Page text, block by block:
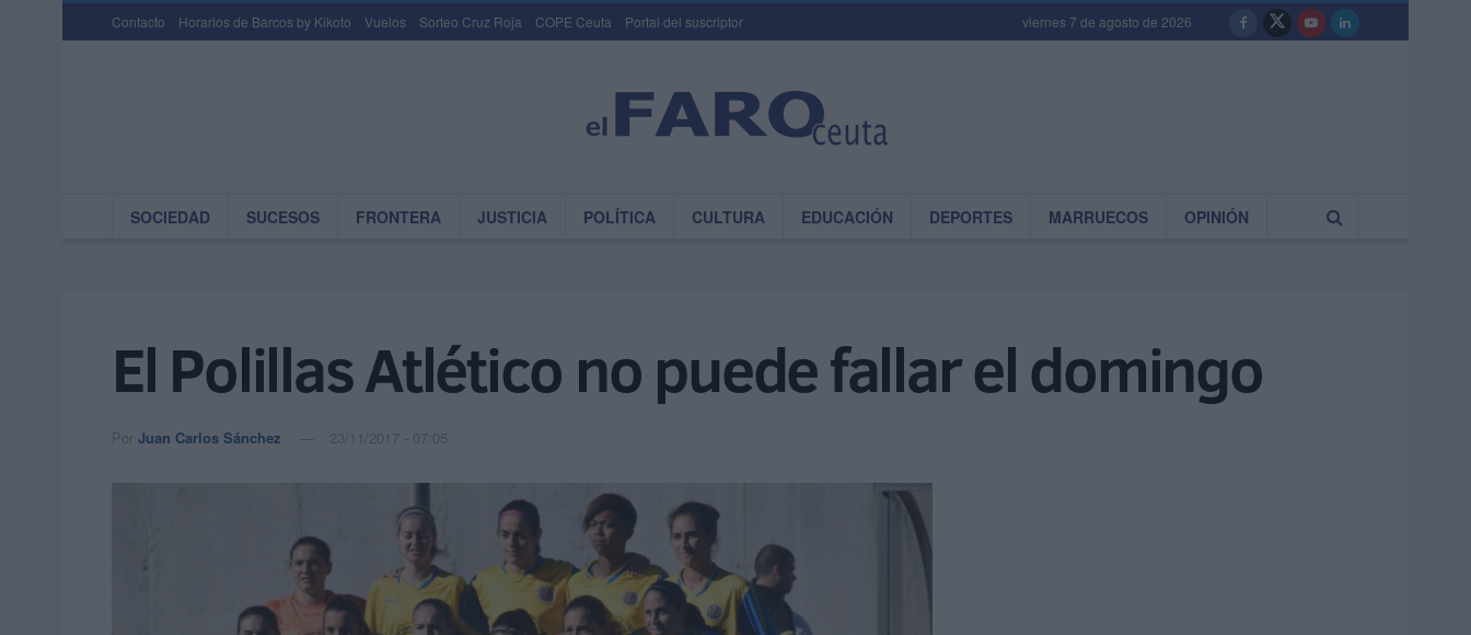
Contacto Horarios de Barcos by Kikoto Vuelos Sorteo Cruz Roja COPE Ceuta Portal del suscriptor viernes 7 de agosto de 2026
SOCIEDAD SUCESOS FRONTERA JUSTICIA POLÍTICA CULTURA EDUCACIÓN DEPORTES MARRUECOS OPINIÓN
El Polillas Atlético no puede fallar el domingo
Por Juan Carlos Sánchez 23/11/2017 - 07:05